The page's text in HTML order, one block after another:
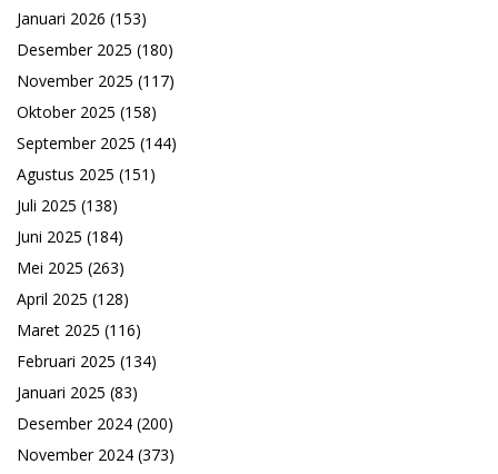
Januari 2026 (153)
Desember 2025 (180)
November 2025 (117)
Oktober 2025 (158)
September 2025 (144)
Agustus 2025 (151)
Juli 2025 (138)
Juni 2025 (184)
Mei 2025 (263)
April 2025 (128)
Maret 2025 (116)
Februari 2025 (134)
Januari 2025 (83)
Desember 2024 (200)
November 2024 (373)